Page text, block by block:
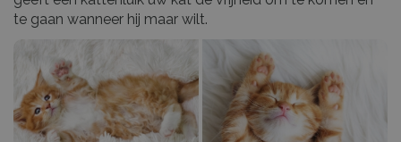
te gaan wanneer hij maar wilt.